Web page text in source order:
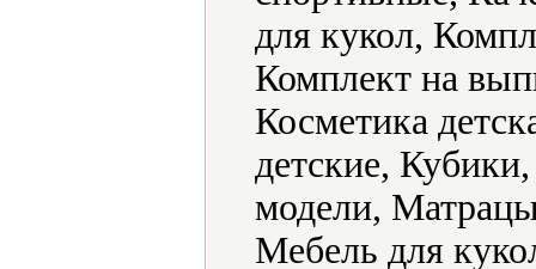
для кукол,
Комплект на
Косметика
детские,
модели,
Мебель для